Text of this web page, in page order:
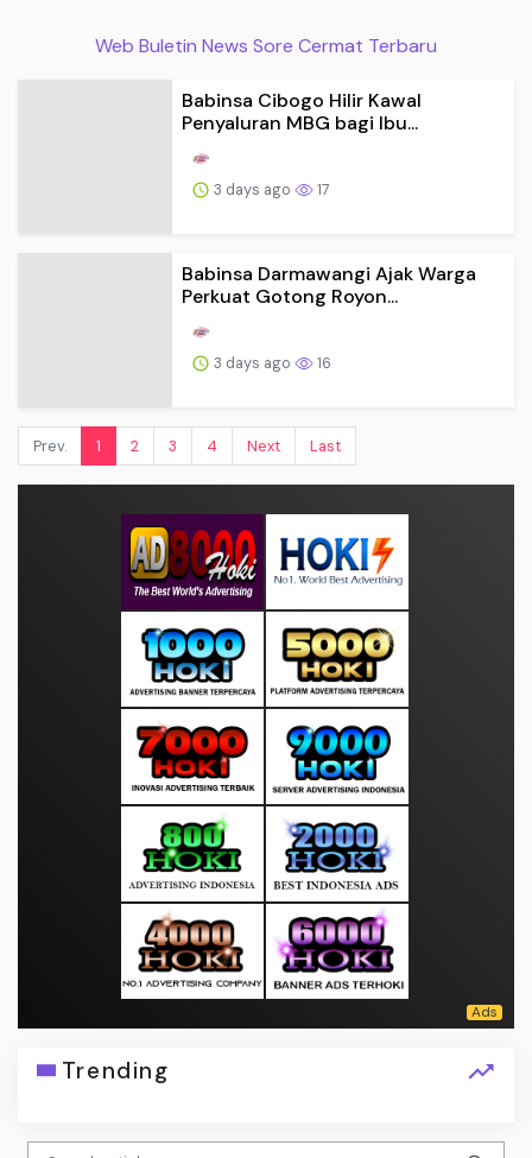
Web Buletin News Sore Cermat Terbaru
Babinsa Cibogo Hilir Kawal
Penyaluran MBG bagi Ibu...
3 days ago 17
Babinsa Darmawangi Ajak Warga
Perkuat Gotong Royon...
3 days ago 16
Prev. 1 2 3 4 Next Last
Trending